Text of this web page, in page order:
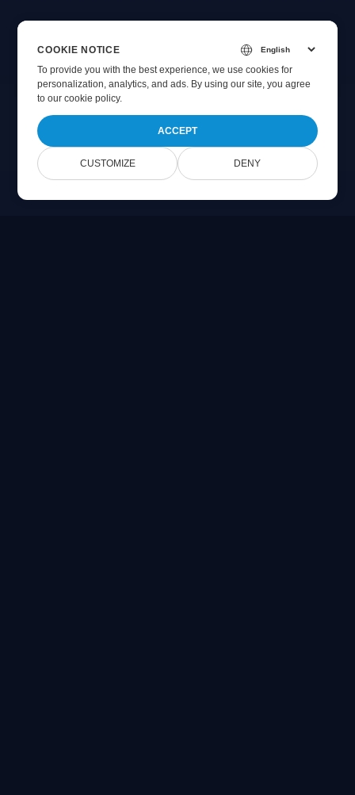
COOKIE NOTICE
To provide you with the best experience, we use cookies for
personalization, analytics, and ads. By using our site, you agree
toour cookie policy.
ACCEPT
CUSTOMIZE DENY